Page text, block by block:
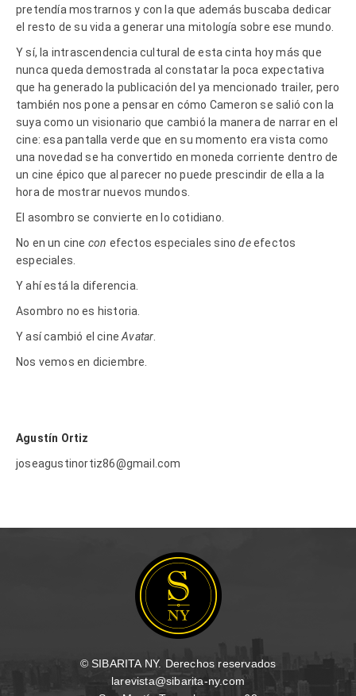
pretendía mostrarnos y con la que además buscaba dedicar
el resto de su vida a generar una mitología sobre ese mundo.
Y sí, la intrascendencia cultural de esta cinta hoy más que
nunca queda demostrada al constatar la poca expectativa
que ha generado la publicación del ya mencionado trailer, pero
también nos pone a pensar en cómo Cameron se salió con la
suya como un visionario que cambió la manera de narrar en el
cine: esa pantalla verde que en su momento era vista como
una novedad se ha convertido en moneda corriente dentro de
un cine épico que al parecer no puede prescindir de ella a la
hora de mostrar nuevos mundos.
El asombro se convierte en lo cotidiano.
No en un cine con efectos especiales sinodeefectos
especiales.
Y ahí está la diferencia.
Asombro no es historia.
Y así cambió el cineAvatar.
Nos vemos en diciembre.
Agustín Ortiz
joseagustinortiz86@gmail.com
© SIBARITA NY. Derechos reservados
larevista@sibarita-ny.com